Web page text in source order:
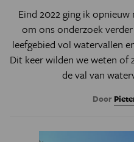
Eind 2022 ging ik opnieuw
om ons onderzoek
leefgebied vol watervallen
Dit keer wilden we weten of
de val van
Door